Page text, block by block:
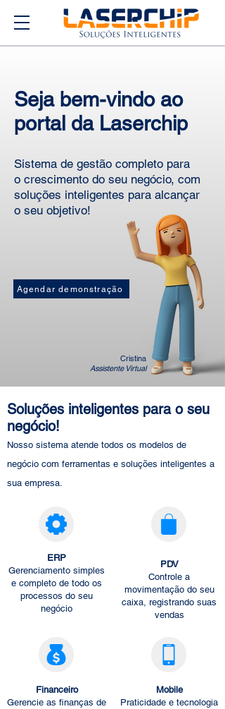
Seja bem-vindo ao
portal da Laserchip
Sistema de gestão completo para
o crescimento do seu negócio, com
soluções inteligentes para alcançar
o seu objetivo!
Agendar demonstração
Cristina
Assistente Virtual
Soluções inteligentes para o seu
negócio!
Nosso sistema atende todos os modelos de
negócio com ferramentas e soluções inteligentes a
sua empresa.
ERP
Gerenciamento simples
e completo de todo os
processos do seu
negócio
Financeiro
Gerencie as finanças de
PDV
Controle a
movimentação do seu
caixa, registrando suas
vendas
Mobile
Praticidade e tecnologia